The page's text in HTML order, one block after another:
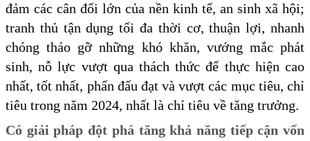
đảm các cân đối lớn của nền kinh tế, an sinh xã hội;
tranh thủ tận dụng tối đa thời cơ, thuận lợi, nhanh
chóng tháo gỡ những khó khăn, vướng mắc phát
sinh, nỗ lực vượt qua thách thức để thực hiện cao
nhất, tốt nhất, phấn đấu đạt và vượt các mục tiêu, chỉ
tiêu trong năm 2024, nhất là chỉ tiêu về tăng trưởng.
Có giải pháp đột phá tăng khả năng tiếp cận vốn